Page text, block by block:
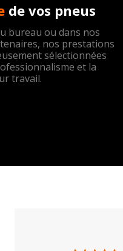
de vos pneus
bureau ou dans nos
nos prestations
sélectionnées
et la
travail.